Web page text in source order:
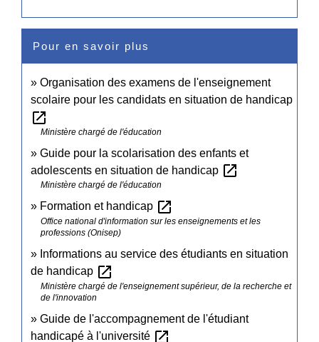
Pour en savoir plus
Organisation des examens de l'enseignement
scolaire pour les candidats en situation de handicap
open_in_new
Ministère chargé de l'éducation
Guide pour la scolarisation des enfants et
adolescents en situation de handicap open_in_new
Ministère chargé de l'éducation
Formation et handicap open_in_new
Office national d'information sur les enseignements et les
professions (Onisep)
Informations au service des étudiants en situation
de handicap open_in_new
Ministère chargé de l'enseignement supérieur, de la recherche et
de l'innovation
Guide de l'accompagnement de l'étudiant
handicapé à l'université open_in_new